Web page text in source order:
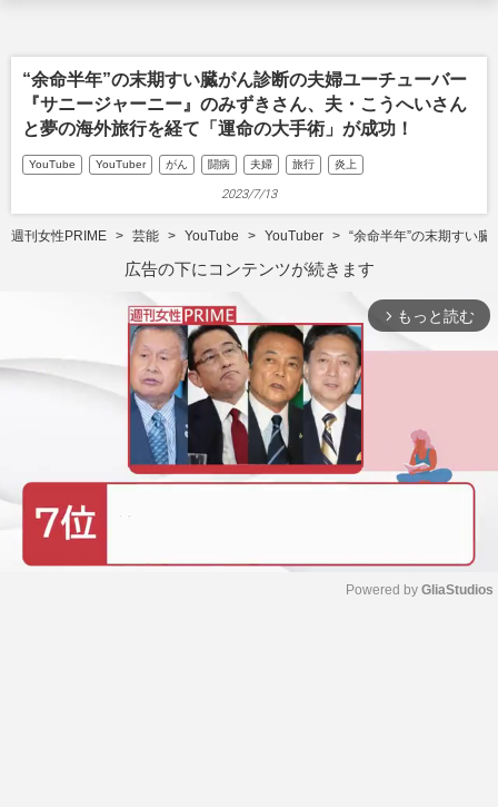
“余命半年”の末期すい臓がん診断の夫婦ユーチューバー
『サニージャーニー』のみずきさん、夫・こうへいさん
と夢の海外旅行を経て「運命の大手術」が成功！
YouTube YouTuber がん 闘病 夫婦 旅行 炎上
2023/7/13
週刊女性PRIME 芸能 YouTube YouTuber “余命半年”の末期すい
広告の下にコンテンツが続きます
arrow_forward_ios もっと読む
Powered by GliaStudios